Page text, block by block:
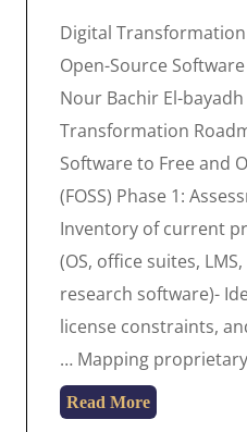
Digital
Open-Source
Nour Bachir El-
Transformation
Software to Free and
(FOSS) Phase 1:
Inventory of current
(OS, office suites,
research software)-
license constraints,
Mapping proprietary
Read More